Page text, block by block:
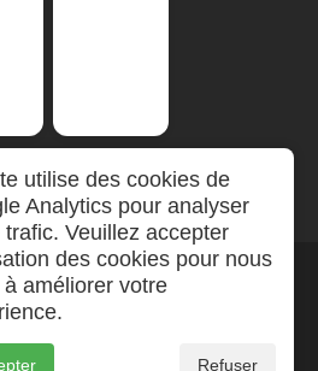
utilise des cookies de
Analytics pour analyser
trafic. Veuillez accepter
des cookies pour nous
améliorer votre
Refuser